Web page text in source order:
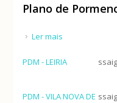
Plano de
Ler mais
PDM - LEIRIA
PDM - VILA NOVA DE